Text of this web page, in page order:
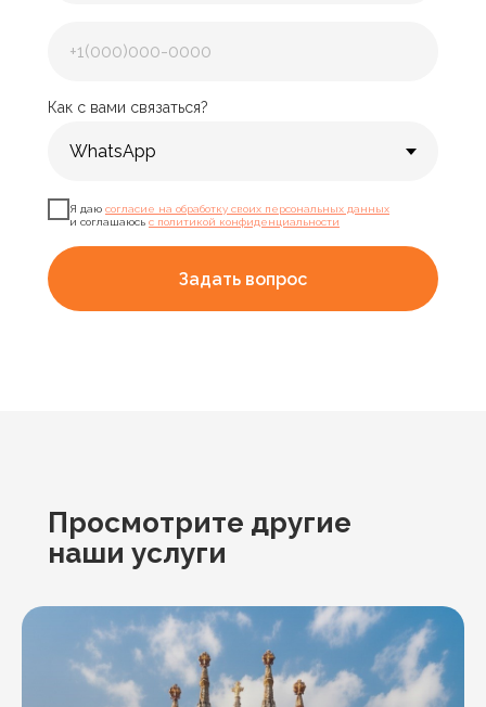
Как с вами связаться?
Я даю согласие на обработку своих персональных данных
и соглашаюсь с политикой конфиденциальности
Задать вопрос
Просмотрите другие
наши услуги